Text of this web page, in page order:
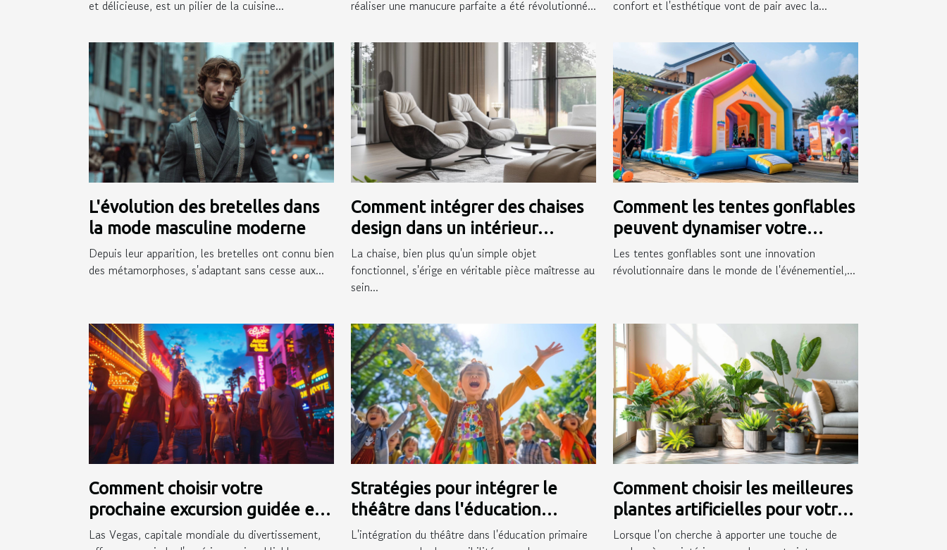
et délicieuse, est un pilier de la cuisine...
réaliser une manucure parfaite a été révolutionné...
confort et l'esthétique vont de pair avec la...
L'évolution des bretelles dans
la mode masculine moderne
Depuis leur apparition, les bretelles ont connu bien
des métamorphoses, s'adaptant sans cesse aux...
Comment intégrer des chaises
design dans un intérieur
moderne
La chaise, bien plus qu'un simple objet
fonctionnel, s'érige en véritable pièce maîtresse au
sein...
Comment les tentes gonflables
peuvent dynamiser votre
présence événementielle
Les tentes gonflables sont une innovation
révolutionnaire dans le monde de l'événementiel,...
Comment choisir votre
prochaine excursion guidée en
français à Las Vegas
Las Vegas, capitale mondiale du divertissement,
Stratégies pour intégrer le
théâtre dans l'éducation
primaire et ses bénéfices
L'intégration du théâtre dans l'éducation primaire
Comment choisir les meilleures
plantes artificielles pour votre
intérieur
Lorsque l'on cherche à apporter une touche de